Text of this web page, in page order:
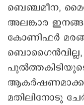
ബെഞ്ചമീന,
അലങ്കാര
കോണിഫർ
ബൊഗൈൻവില്ല,
മതിലിനോടു